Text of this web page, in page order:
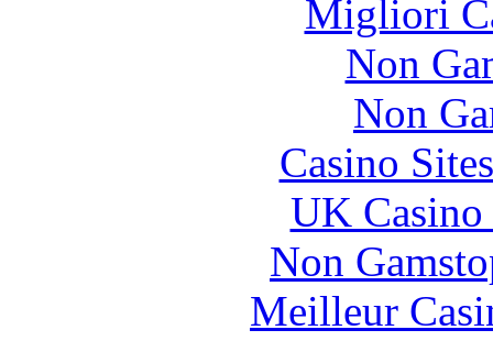
Migliori
Non
Non
Casino
UK
Non
Meilleur